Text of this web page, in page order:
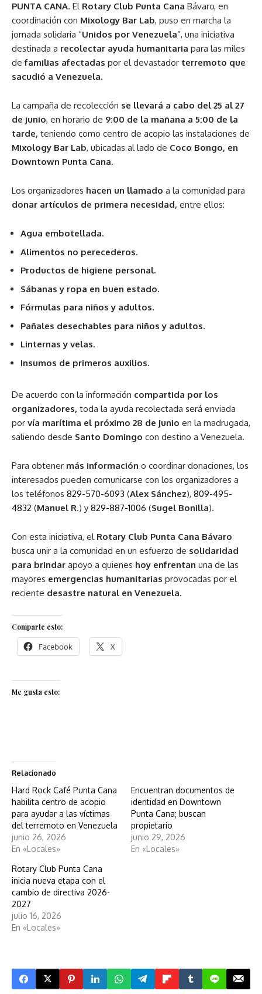
PUNTA CANA. El Rotary Club Punta Cana Bávaro, en
coordinación con Mixology Bar Lab, puso en marcha la
jornada solidaria “Unidos por Venezuela”, una iniciativa
destinada a recolectar ayuda humanitaria para las miles
defamilias afectadas por el devastador terremoto que
sacudió a Venezuela.
La campaña de recolección se llevará a cabo del 25 al 27
de junio, en horario de 9:00 de la mañana a 5:00 de la
tarde, teniendo como centro de acopio las instalaciones de
Mixology Bar Lab, ubicadas al lado de Coco Bongo, en
Downtown Punta Cana.
Los organizadores hacen un llamado a la comunidad para
donar artículos de primera necesidad, entre ellos:
Agua embotellada.
Alimentos no perecederos.
Productos de higiene personal.
Sábanas y ropa en buen estado.
Fórmulas para niños y adultos.
Pañales desechables para niños y adultos.
Linternas y velas.
Insumos de primeros auxilios.
De acuerdo con la información compartida por los
organizadores, toda la ayuda recolectada será enviada
por vía marítima el próximo 28 de junio en la madrugada,
saliendo desde Santo Domingo con destino a Venezuela.
Para obtener más información o coordinar donaciones, los
interesados pueden comunicarse con los organizadores a
los teléfonos 829-570-6093 (Alex Sánchez), 809-495-
4832 (Manuel R.) y 829-887-1006 (Sugel Bonilla).
Con esta iniciativa, el Rotary Club Punta Cana Bávaro
busca unir a la comunidad en un esfuerzo de solidaridad
para brindar apoyo a quienes hoy enfrentan una de las
mayores emergencias humanitarias provocadas por el
reciente desastre natural en Venezuela.
Comparte esto:
Facebook X
Me gusta esto:
Relacionado
Hard Rock Café Punta Cana
habilita centro de acopio
para ayudar a las víctimas
del terremoto en Venezuela
junio 26, 2026
En «Locales»
Encuentran documentos de
identidad en Downtown
Punta Cana; buscan
propietario
junio 29, 2026
En «Locales»
Rotary Club Punta Cana
inicia nueva etapa con el
cambio de directiva 2026-
2027
julio 16, 2026
En «Locales»